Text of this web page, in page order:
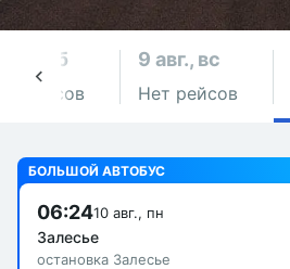
сб
рейсов
9 авг., вс
Нет рейсов
БОЛЬШОЙ АВТОБУС
06:2410 авг., пн
Залесье
остановка Залесье